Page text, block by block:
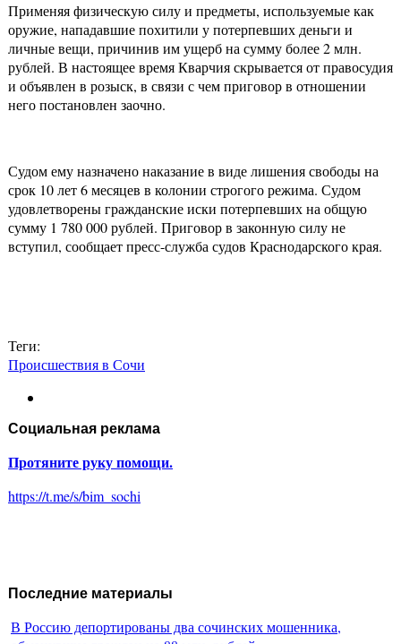
Применяя физическую силу и предметы, используемые как
оружие, нападавшие похитили у потерпевших деньги и
личные вещи, причинив им ущерб на сумму более 2 млн.
рублей. В настоящее время Кварчия скрывается от правосудия
и объявлен в розыск, в связи с чем приговор в отношении
него постановлен заочно.
Судом ему назначено наказание в виде лишения свободы на
срок 10 лет 6 месяцев в колонии строгого режима. Судом
удовлетворены гражданские иски потерпевших на общую
сумму 1 780 000 рублей. Приговор в законную силу не
вступил, сообщает пресс-служба судов Краснодарского края.
Теги:
Происшествия в Сочи
Социальная реклама
Протяните руку помощи.
https://t.me/s/bim_sochi
Последние материалы
В Россию депортированы два сочинских мошенника,